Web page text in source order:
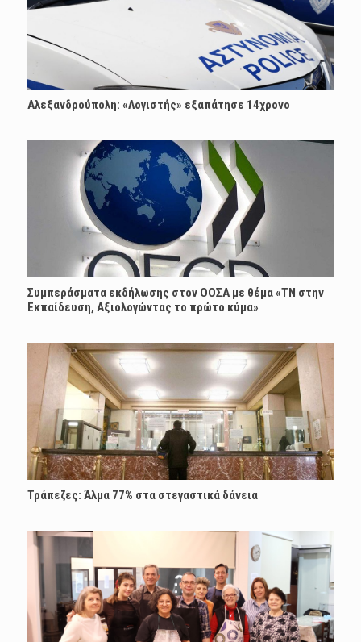
Αλεξανδρούπολη: «Λογιστής» εξαπάτησε 14χρονο
Συμπεράσματα εκδήλωσης στον ΟΟΣΑ με θέμα «ΤΝ στην
Εκπαίδευση, Αξιολογώντας το πρώτο κύμα»
Τράπεζες: Άλμα 77% στα στεγαστικά δάνεια